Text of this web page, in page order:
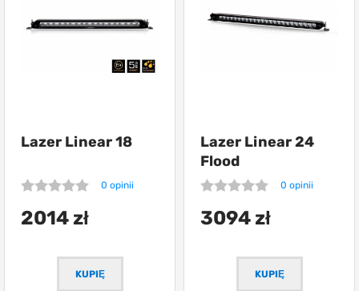
Lazer Linear 18
0 opinii
2014 zł
Lazer Linear 24
Flood
0 opinii
3094 zł